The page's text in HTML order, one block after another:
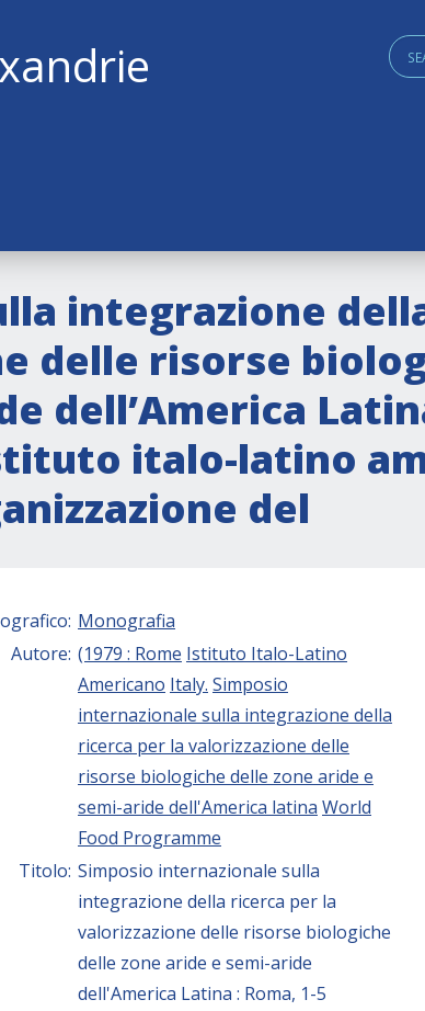
integrazione
delle risorse
dell’America
italo-latino
del
Monografia
Autore: (1979 : Rome Istituto Italo-Latino
Americano Italy. Simposio
internazionale sulla integrazione della
ricerca per la valorizzazione delle
risorse biologiche delle zone aride e
semi-aride dell'America latina World
Food Programme
Titolo: Simposio internazionale sulla
integrazione della ricerca per la
valorizzazione delle risorse biologiche
delle zone aride e semi-aride
dell'America Latina : Roma, 1-5